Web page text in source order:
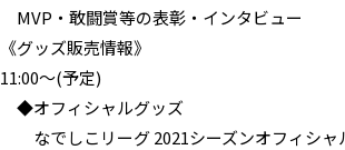
MVP・敢闘賞等の表彰・インタビュー
《グッズ販売情報》
11:00〜(予定)
◆オフィシャルグッズ
なでしこリーグ 2021シーズンオフィシャ